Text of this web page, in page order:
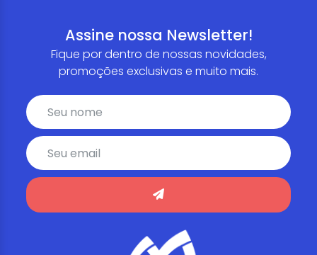
Assine nossa Newsletter!
Fique por dentro de nossas novidades,
promoções exclusivas e muito mais.